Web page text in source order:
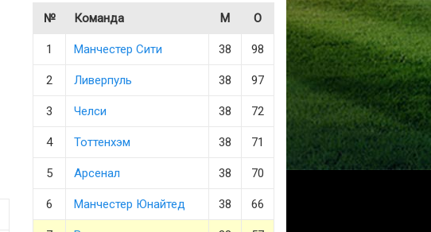
№ Команда М О
1 Манчестер Сити 38 98
2 Ливерпуль 38 97
3 Челси 38 72
4 Тоттенхэм 38 71
5 Арсенал 38 70
6 Манчестер Юнайтед 38 66